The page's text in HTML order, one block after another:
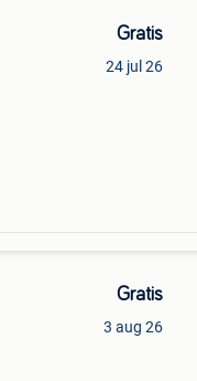
Gratis
24 jul 26
Gratis
3 aug 26